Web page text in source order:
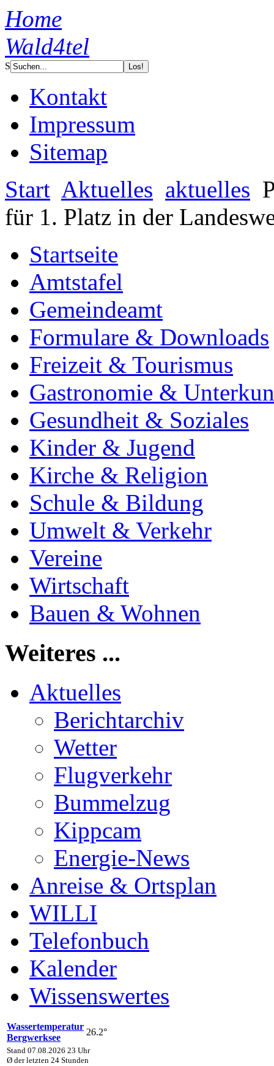
Home
Wald4tel
S
Kontakt
Impressum
Sitemap
Start Aktuelles aktuelles
für 1. Platz in der
Startseite
Amtstafel
Gemeindeamt
Formulare & Downloads
Freizeit & Tourismus
Gastronomie &
Gesundheit & Soziales
Kinder & Jugend
Kirche & Religion
Schule & Bildung
Umwelt & Verkehr
Vereine
Wirtschaft
Bauen & Wohnen
Weiteres ...
Aktuelles
Berichtarchiv
Wetter
Flugverkehr
Bummelzug
Kippcam
Energie-News
Anreise & Ortsplan
WILLI
Telefonbuch
Kalender
Wissenswertes
Wassertemperatur
Bergwerksee
26.2°
Stand 07.08.2026 23 Uhr
Ø der letzten 24 Stunden